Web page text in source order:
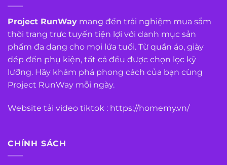
Project RunWay mang đến trải nghiệm mua sắm
thời trang trực tuyến tiện lợi với danh mục sản
phẩm đa dạng cho mọi lứa tuổi. Từ quần áo, giày
dép đến phụ kiện, tất cả đều được chọn lọc kỹ
lưỡng. Hãy khám phá phong cách của bạn cùng
Project RunWay mỗi ngày.
Website tải video tiktok : https://homemy.vn/
CHÍNH SÁCH